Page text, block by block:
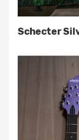
Schecter